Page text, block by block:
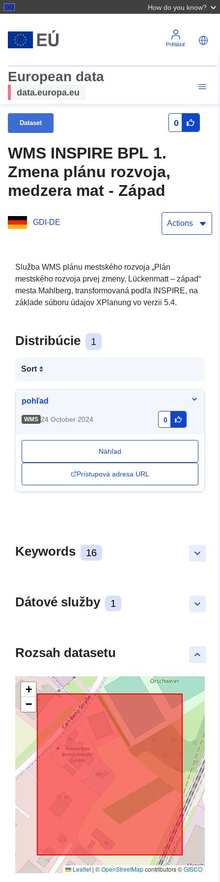
How do you know?
Prihlásiť
European data
data.europa.eu
Dataset 0
WMS INSPIRE BPL 1.
Zmena plánu rozvoja,
medzera mat - Západ
GDI-DE Actions
Služba WMS plánu mestského rozvoja „Plán
mestského rozvoja prvej zmeny, Lückenmatt – západ“
mesta Mahlberg, transformovaná podľa INSPIRE, na
základe súboru údajov XPlanung vo verzii 5.4.
Distribúcie 1
Sort
pohľad
WMS 24 October 2024 0
Náhľad
Prístupová adresa URL
keyboard_arrow_down
Keywords 16
keyboard_arrow_down
Dátové služby 1
keyboard_arrow_up
Rozsah datasetu
+
−
Leaflet | ©OpenStreetMapcontributors ©GISCO